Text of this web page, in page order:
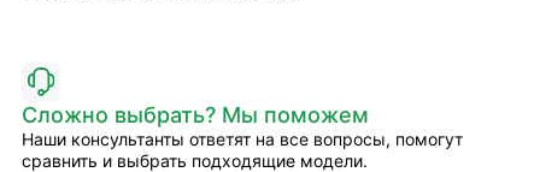
Сложно выбрать? Мы поможем
Наши консультанты ответят на все вопросы, помогут
сравнить и выбрать подходящие модели.